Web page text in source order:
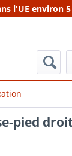
l'UE environ
pied